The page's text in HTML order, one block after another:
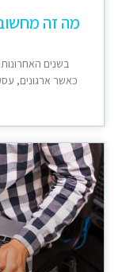
מה זה
בשנים
כאשר ארגונים,